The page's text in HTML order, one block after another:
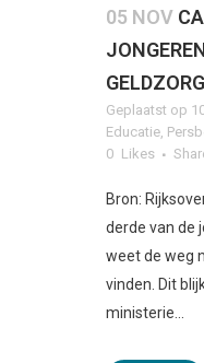
05 NOV
Geplaatst op
Educatie
0 Likes
Bron:
derde van de
weet de weg
vinden. Dit
ministerie...